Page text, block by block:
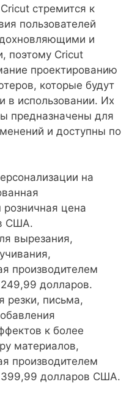
стремится к
пользователей
и
поэтому Cricut
проектированию
которые будут
в использовании. Их
предназначены для
и доступны по
на
розничная цена
США.
вырезания,
производителем
долларов.
резки, письма,
к более
материалов,
производителем
399,99 долларов США.